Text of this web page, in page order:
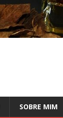
SOBRE MIM